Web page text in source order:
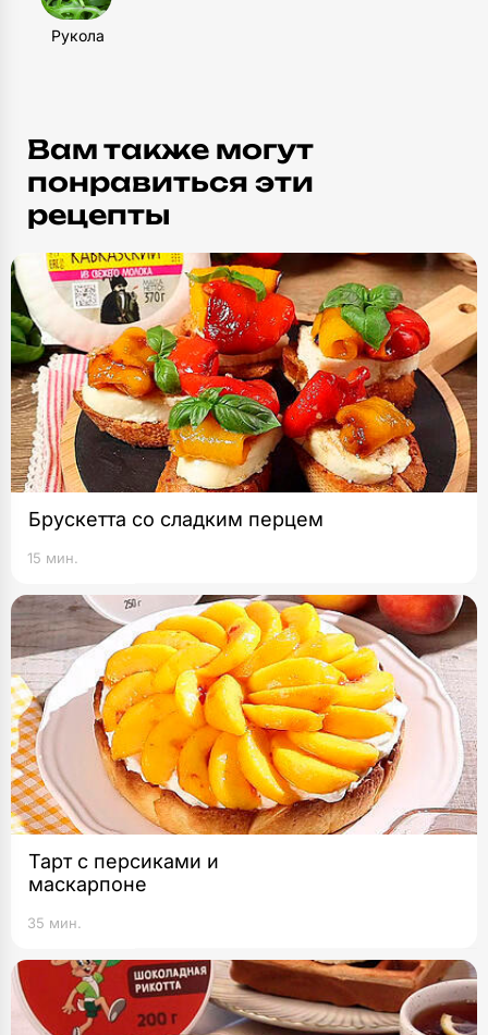
Рукола
Вам также могут
понравиться эти
рецепты
Брускетта со сладким перцем
15 мин.
Тарт с персиками и
маскарпоне
35 мин.